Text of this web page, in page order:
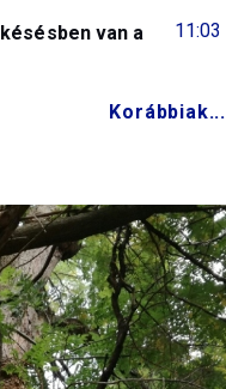
11:03
van a
Korábbiak...